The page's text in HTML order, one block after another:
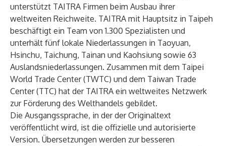
unterstützt TAITRA Firmen beim Ausbau ihrer
weltweiten Reichweite. TAITRA mit Hauptsitz in Taipeh
beschäftigt ein Team von 1.300 Spezialisten und
unterhält fünf lokale Niederlassungen in Taoyuan,
Hsinchu, Taichung, Tainan und Kaohsiung sowie 63
Auslandsniederlassungen. Zusammen mit dem Taipei
World Trade Center (TWTC) und dem Taiwan Trade
Center (TTC) hat der TAITRA ein weltweites Netzwerk
zur Förderung des Welthandels gebildet.
Die Ausgangssprache, in der der Originaltext
veröffentlicht wird, ist die offizielle und autorisierte
Version. Übersetzungen werden zur besseren